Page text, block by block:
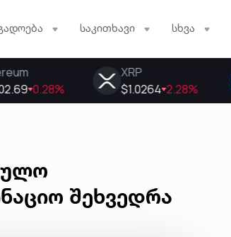
საკითხავი სხვა
შეხვედრა